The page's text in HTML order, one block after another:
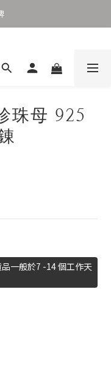
門免運費
珠母 925
一般於7 -14 個工作天